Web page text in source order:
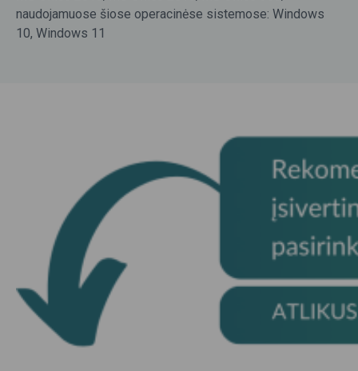
naudojamuose šiose operacinėse sistemose: Windows
10, Windows 11